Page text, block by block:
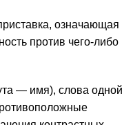
означающая
против чего-либо
— имя), слова одной